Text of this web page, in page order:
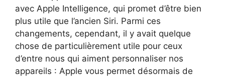
avec Apple Intelligence, qui promet d’être bien
plus utile que l’ancien Siri. Parmi ces
changements, cependant, il y avait quelque
chose de particulièrement utile pour ceux
d’entre nous qui aiment personnaliser nos
appareils : Apple vous permet désormais de